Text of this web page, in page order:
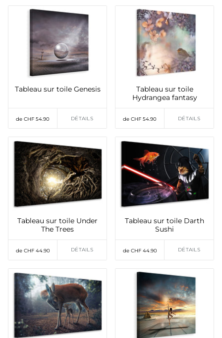
Tableau sur toile Genesis
de CHF 54.90 DÉTAILS
Tableau sur toile
Hydrangea fantasy
de CHF 54.90 DÉTAILS
Tableau sur toile Under
The Trees
de CHF 44.90 DÉTAILS
Tableau sur toile Darth
Sushi
de CHF 44.90 DÉTAILS